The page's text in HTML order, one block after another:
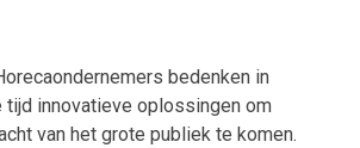
bedenken in
innovatieve oplossingen om
van het grote publiek te komen.